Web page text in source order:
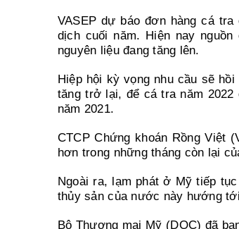
VASEP dự báo đơn hàng cá
dịch cuối năm. Hiện nay
nguyên liệu đang tăng lên.
Hiệp hội kỳ vọng nhu cầu sẽ
tăng trở lại, để cá tra năm
năm 2021.
CTCP Chứng khoán Rồng Việt
hơn trong những tháng còn lại
Ngoài ra, lạm phát ở Mỹ tiếp
thủy sản của nước này hướng
Bộ Thương mại Mỹ (DOC) đã